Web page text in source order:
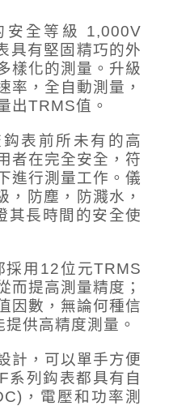
安全等級 1,000V
具有堅固精巧的外
樣化的測量。升級
率，全自動測量，
出TRMS值。
表前所未有的高
者在完全安全，符
進行測量工作。儀
防塵，防濺水，
其長時間的安全使
採用12位元TRMS
而提高測量精度；
因數，無論何種信
供高精度測量。
計，可以單手方便
系列鈎表都具有自
，電壓和功率測